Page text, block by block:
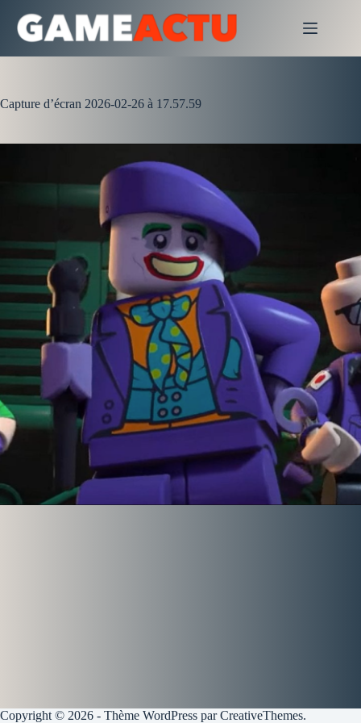
contenu
Capture d’écran 2026-02-26 à 17.57.59
Copyright © 2026 - Thème WordPress parCreativeThemes.